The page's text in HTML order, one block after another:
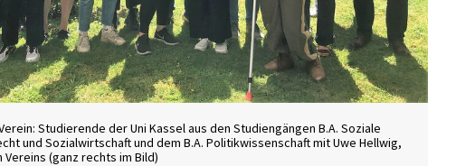
Studierende der Uni Kassel aus den Studiengängen B.A. Soziale
und Sozialwirtschaft und dem B.A. Politikwissenschaft mit Uwe Hellwig,
(ganz rechts im Bild)